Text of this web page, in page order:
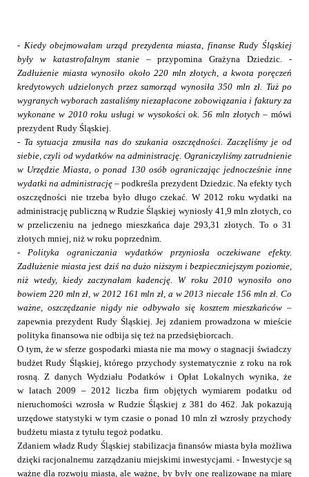
- Kiedy obejmowałam urząd prezydenta miasta, finanse Rudy Śląskiej
były w katastrofalnym stanie– przypomina Grażyna Dziedzic. -
Zadłużenie miasta wynosiło około 220 mln złotych, a kwota poręczeń
kredytowych udzielonych przez samorząd wynosiła 350 mln zł. Tuż po
wygranych wyborach zastaliśmy niezapłacone zobowiązania i faktury za
wykonane w 2010 roku usługi w wysokości ok. 56 mln złotych– mówi
prezydent Rudy Śląskiej.
- Ta sytuacja zmusiła nas do szukania oszczędności. Zaczęliśmy je od
siebie, czyli od wydatków na administrację. Ograniczyliśmy zatrudnienie
w Urzędzie Miasta, o ponad 130 osób ograniczając jednocześnie inne
wydatki na administrację– podkreśla prezydent Dziedzic. Na efekty tych
oszczędności nie trzeba było długo czekać. W 2012 roku wydatki na
administrację publiczną w Rudzie Śląskiej wyniosły 41,9 mln złotych, co
w przeliczeniu na jednego mieszkańca daje 293,31 złotych. To o 31
złotych mniej, niż w roku poprzednim.
- Polityka ograniczania wydatków przyniosła oczekiwane efekty.
Zadłużenie miasta jest dziś na dużo niższym i bezpieczniejszym poziomie,
niż wtedy, kiedy zaczynałam kadencję. W roku 2010 wynosiło ono
bowiem 220 mln zł, w 2012 161 mln zł, a w 2013 niecałe 156 mln zł. Co
ważne, oszczędzanie nigdy nie odbywało się kosztem mieszkańców –
zapewnia prezydent Rudy Śląskiej. Jej zdaniem prowadzona w mieście
polityka finansowa nie odbija się też na przedsiębiorcach.
O tym, że w sferze gospodarki miasta nie ma mowy o stagnacji świadczy
budżet Rudy Śląskiej, którego przychody systematycznie z roku na rok
rosną. Z danych Wydziału Podatków i Opłat Lokalnych wynika, że
w latach 2009 – 2012 liczba firm objętych wymiarem podatku od
nieruchomości wzrosła w Rudzie Śląskiej z 381 do 462. Jak pokazują
urzędowe statystyki w tym czasie o ponad 10 mln zł wzrosły przychody
budżetu miasta z tytułu tegoż podatku.
Zdaniem władz Rudy Śląskiej stabilizacja finansów miasta była możliwa
dzięki racjonalnemu zarządzaniu miejskimi inwestycjami. - Inwestycje są
ważne dla rozwoju miasta, ale ważne, by były one realizowane na miarę